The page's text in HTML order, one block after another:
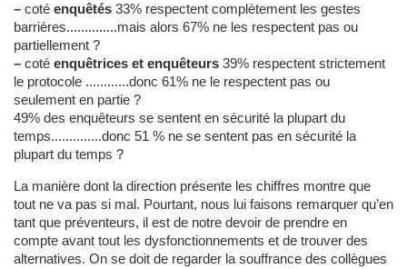
– coté enquêtés 33% respectent complètement les gestes
barrières..............mais alors 67% ne les respectent pas ou
partiellement ?
– coté enquêtrices et enquêteurs 39% respectent strictement
le protocole ............donc 61% ne le respectent pas ou
seulement en partie ?
49% des enquêteurs se sentent en sécurité la plupart du
temps..............donc 51 % ne se sentent pas en sécurité la
plupart du temps ?
La manière dont la direction présente les chiffres montre que
tout ne va pas si mal. Pourtant, nous lui faisons remarquer qu’en
tant que préventeurs, il est de notre devoir de prendre en
compte avant tout les dysfonctionnements et de trouver des
alternatives. On se doit de regarder la souffrance des collègues